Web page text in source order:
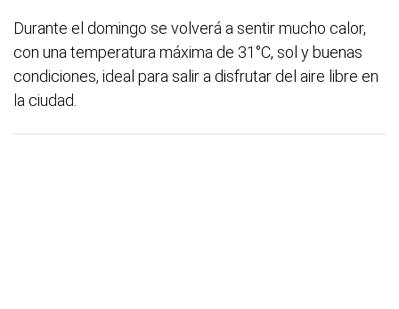
Durante el domingo se volverá a sentir mucho calor,
con una temperatura máxima de 31°C, sol y buenas
condiciones, ideal para salir a disfrutar del aire libre en
la ciudad.